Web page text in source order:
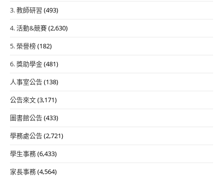
3. 教師研習 (493)
4. 活動&競賽(2,630)
5. 榮譽榜(182)
6. 獎助學金(481)
人事室公告(138)
公告來文(3,171)
圖書館公告(433)
學務處公告(2,721)
學生事務(6,433)
家長事務(4,564)